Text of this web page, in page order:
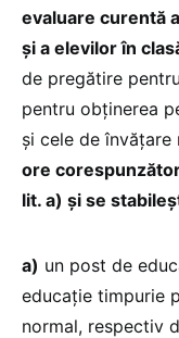
evaluare curentă
și a elevilor în
de pregătire
pentru obținerea
și cele de învățare
ore
lit. a) și se
a) un post de
educație timpurie
normal, respectiv